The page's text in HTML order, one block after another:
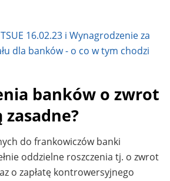
banków o zwrot
zasadne?
do frankowiczów banki
oddzielne roszczenia tj. o zwrot
o zapłatę kontrowersyjnego